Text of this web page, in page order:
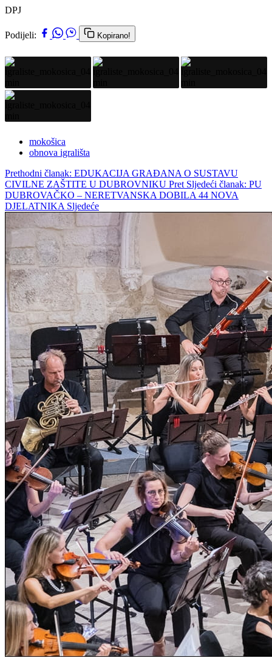
DPJ
Podijeli: Kopirano!
mokošica
obnova igrališta
Prethodni članak: EDUKACIJA GRAĐANA O SUSTAVU
CIVILNE ZAŠTITE U DUBROVNIKU Pret Sljedeći članak: PU
DUBROVAČKO – NERETVANSKA DOBILA 44 NOVA
DJELATNIKA Sljedeće